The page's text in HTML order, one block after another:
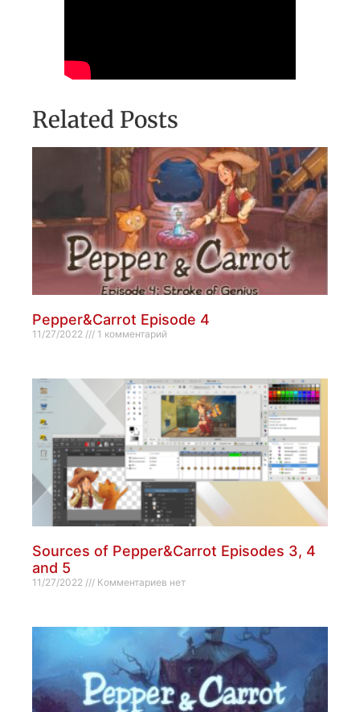
Related Posts
Pepper&Carrot Episode 4
11/27/2022 1 комментарий
Sources of Pepper&Carrot Episodes 3, 4
and 5
11/27/2022 Комментариев нет